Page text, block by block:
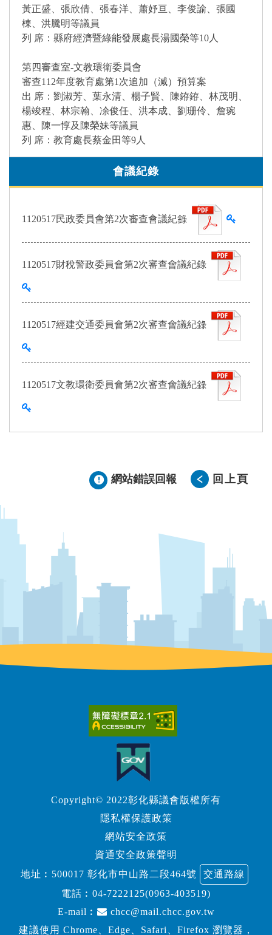
黃正盛、張欣倩、張春洋、蕭妤亘、李俊諭、張國
棟、洪騰明等議員
列 席：縣府經濟暨綠能發展處長湯國榮等10人
第四審查室-文教環衛委員會
審查112年度教育處第1次追加（減）預算案
出 席：劉淑芳、葉永清、楊子賢、陳銌銌、林茂明、
楊竣程、林宗翰、凃俊任、洪本成、劉珊伶、詹琬
惠、陳一惇及陳榮妹等議員
列 席：教育處長蔡金田等9人
會議紀錄
1120517民政委員會第2次審查會議紀錄
1120517財稅警政委員會第2次審查會議紀錄
1120517經建交通委員會第2次審查會議紀錄
1120517文教環衛委員會第2次審查會議紀錄
網站錯誤回報 回上頁
Copyright© 2022彰化縣議會版權所有
隱私權保護政策
網站安全政策
資通安全政策聲明
地址︰500017 彰化市中山路二段464號
交通路線
電話︰ 04-7222125(0963-403519)
E-mail︰
chcc@mail.chcc.gov.tw
建議使用 Chrome、Edge、Safari、Firefox 瀏覽器，